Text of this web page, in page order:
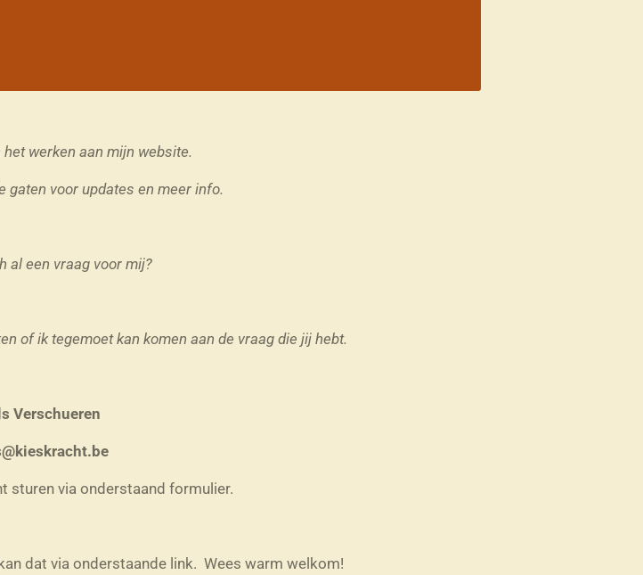
het werken aan mijn website.
gaten voor updates en meer info.
al een vraag voor mij?
of ik tegemoet kan komen aan de vraag die jij hebt.
Verschueren
sturen via onderstaand formulier.
dat via onderstaande link. Wees warm welkom!